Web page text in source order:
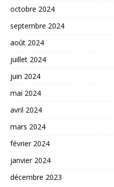
octobre 2024
septembre 2024
août 2024
juillet 2024
juin 2024
mai 2024
avril 2024
mars 2024
février 2024
janvier 2024
décembre 2023